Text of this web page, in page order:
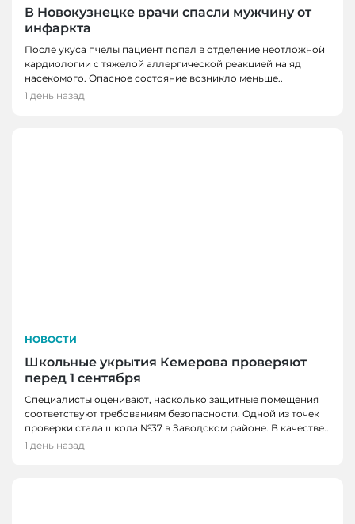
В Новокузнецке врачи спасли мужчину от
инфаркта
После укуса пчелы пациент попал в отделение неотложной
кардиологии с тяжелой аллергической реакцией на яд
насекомого. Опасное состояние возникло меньше..
1 день назад
НОВОСТИ
Школьные укрытия Кемерова проверяют
перед 1 сентября
Специалисты оценивают, насколько защитные помещения
соответствуют требованиям безопасности. Одной из точек
проверки стала школа №37 в Заводском районе. В качестве..
1 день назад